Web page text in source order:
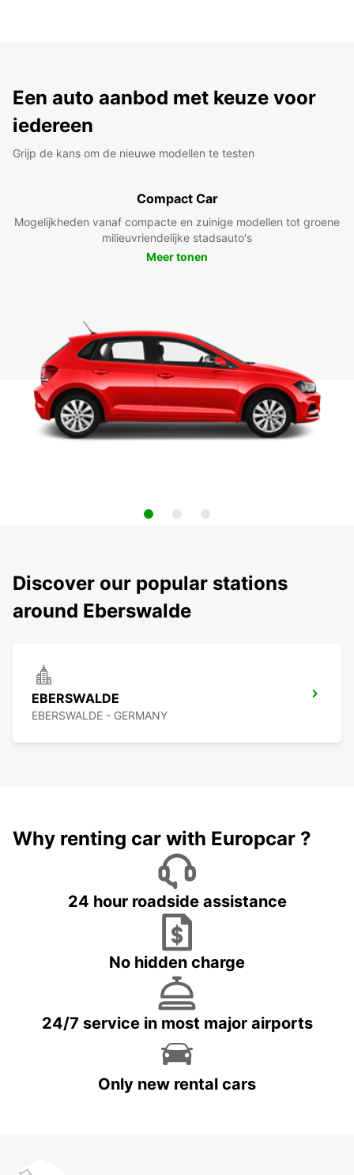
Een auto aanbod met keuze voor
iedereen
Grijp de kans om de nieuwe modellen te testen
Compact Car
Mogelijkheden vanaf compacte en zuinige modellen tot groene
milieuvriendelijke stadsauto's
Meer tonen
Discover our popular stations
around Eberswalde
EBERSWALDE
EBERSWALDE - GERMANY
Why renting car with Europcar ?
24 hour roadside assistance
No hidden charge
24/7 service in most major airports
Only new rental cars